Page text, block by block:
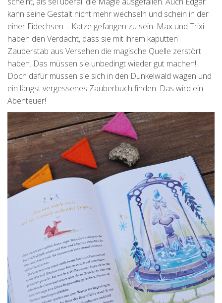
kann seine Gestalt nicht mehr wechseln und schein in der
einer Eidechsen – Katze gefangen zu sein. Max und Trixi
haben den Verdacht, dass sie mit ihrem kaputten
Zauberstab aus Versehen die magische Quelle zerstört
haben. Das müssen sie unbedingt wieder gut machen!
Doch dafür müssen sie sich in den Dunkelwald wagen und
ein längst vergessenes Zauberbuch finden. Das wird ein
Abenteuer!